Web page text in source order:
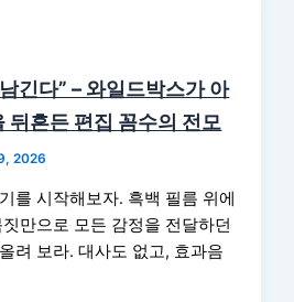
긴다” – 와일드박스가 아
뒤흔든 편집 꼼수의 전모
2026
를 시작해보자. 흑백 필름 위에
만으로 모든 감정을 전달하던
려 보라. 대사도 없고, 효과음